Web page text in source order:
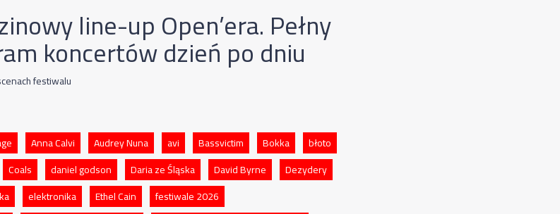
line-up Open’era. Pełny
koncertów dzień po dniu
festiwalu
Anna Calvi Audrey Nuna avi Bassvictim Bokka
błoto
Coals daniel godson Daria ze Śląska David Byrne
Dezydery
elektronika Ethel Cain
festiwale 2026